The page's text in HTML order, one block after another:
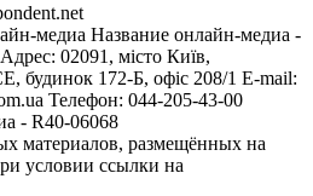
медиа Название онлайн-медиа -
02091, місто Київ,
172-Б, офіс 208/1 E-mail:
Телефон: 044-205-43-00
- R40-06068
материалов, размещённых на
условии ссылки на